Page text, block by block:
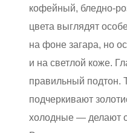
кофейный, бледно-
цвета выглядят
на фоне загара, но
и на светлой коже.
правильный подтон.
подчеркивают
холодные — делают